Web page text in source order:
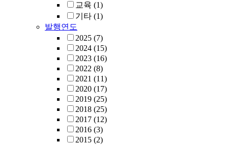
교육 (1)
기타 (1)
발행연도
2025 (7)
2024 (15)
2023 (16)
2022 (8)
2021 (11)
2020 (17)
2019 (25)
2018 (25)
2017 (12)
2016 (3)
2015 (2)